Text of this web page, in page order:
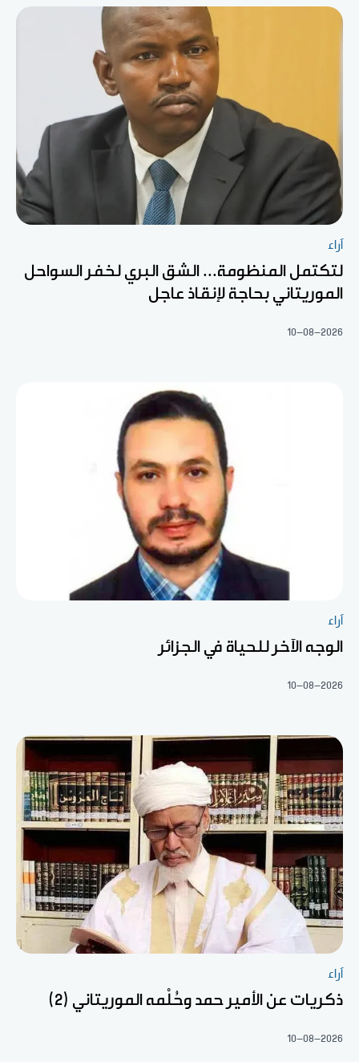
آراء
لتكتمل المنظومة... الشق البري لخفر السواحل
الموريتاني بحاجة لإنقاذ عاجل
10-08-2026
آراء
الوجه الآخر للحياة في الجزائر
10-08-2026
آراء
ذكريات عن الأمير حمد وحُلْمه الموريتاني (2)
10-08-2026